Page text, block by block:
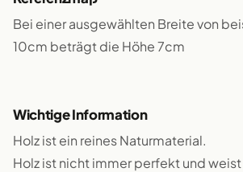
Bei einer ausgewählten Breite von
10cm beträgt die Höhe 7cm
Wichtige Information
Holz ist ein reines Naturmaterial.
Holz ist nicht immer perfekt und